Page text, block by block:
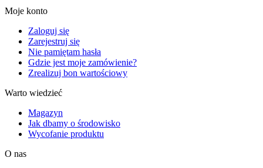
Moje konto
Zaloguj się
Zarejestruj się
Nie pamiętam hasła
Gdzie jest moje zamówienie?
Zrealizuj bon wartościowy
Warto wiedzieć
Magazyn
Jak dbamy o środowisko
Wycofanie produktu
O nas